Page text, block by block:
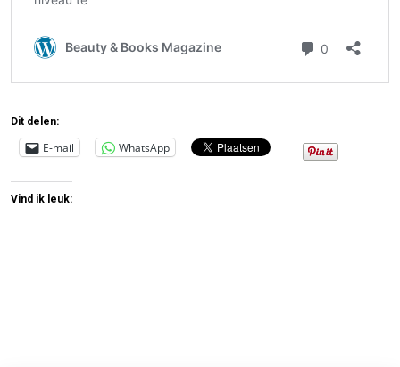
Dit delen:
E-mail WhatsApp
Vind ik leuk: